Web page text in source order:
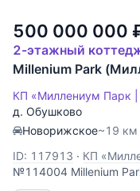
500 000 000
2-этажный
Millenium Park
КП «Миллениум Парк |
д. Обушково
Новорижское~19
ID: 117913 · КП
№114004 Millenium
внутренней отделки